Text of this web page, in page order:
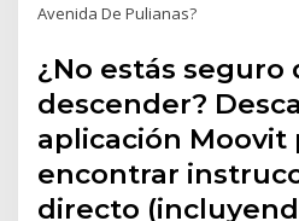
Avenida De Pulianas?
¿No estás seguro
descender?
aplicación Moovit
encontrar
directo